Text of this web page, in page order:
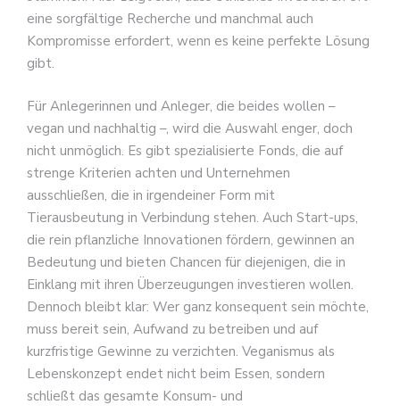
eine sorgfältige Recherche und manchmal auch
Kompromisse erfordert, wenn es keine perfekte Lösung
gibt.
Für Anlegerinnen und Anleger, die beides wollen –
vegan und nachhaltig –, wird die Auswahl enger, doch
nicht unmöglich. Es gibt spezialisierte Fonds, die auf
strenge Kriterien achten und Unternehmen
ausschließen, die in irgendeiner Form mit
Tierausbeutung in Verbindung stehen. Auch Start-ups,
die rein pflanzliche Innovationen fördern, gewinnen an
Bedeutung und bieten Chancen für diejenigen, die in
Einklang mit ihren Überzeugungen investieren wollen.
Dennoch bleibt klar: Wer ganz konsequent sein möchte,
muss bereit sein, Aufwand zu betreiben und auf
kurzfristige Gewinne zu verzichten. Veganismus als
Lebenskonzept endet nicht beim Essen, sondern
schließt das gesamte Konsum- und